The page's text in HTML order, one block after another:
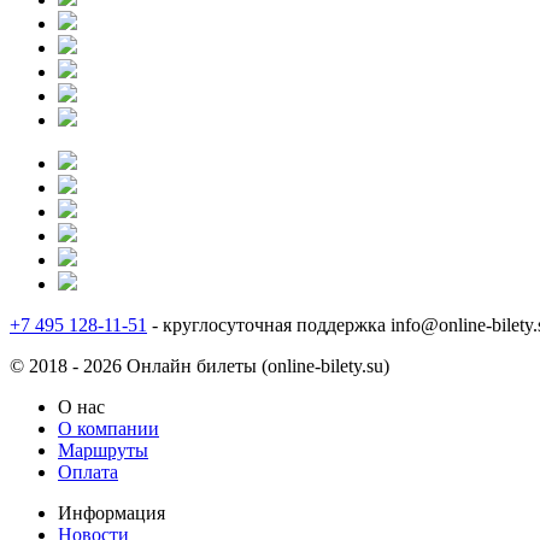
+7 495 128-11-51 - круглосуточная поддержка info@online-
© 2018 - 2026 Онлайн билеты (online-bilety.su)
О нас
О компании
Маршруты
Оплата
Информация
Новости